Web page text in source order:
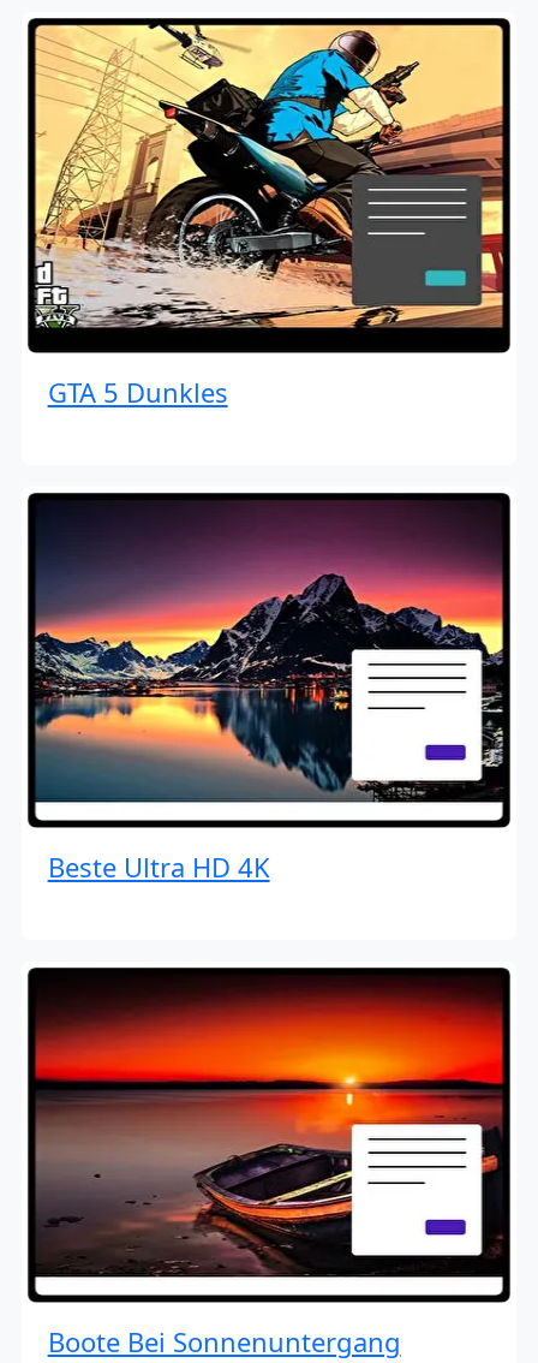
GTA 5 Dunkles
Beste Ultra HD 4K
Boote Bei Sonnenuntergang